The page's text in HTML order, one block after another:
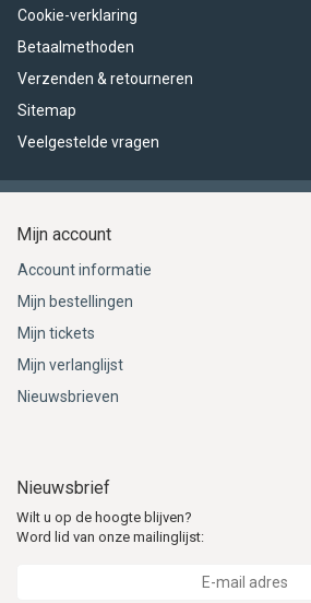
Cookie-verklaring
Betaalmethoden
Verzenden & retourneren
Sitemap
Veelgestelde vragen
Mijn account
Account informatie
Mijn bestellingen
Mijn tickets
Mijn verlanglijst
Nieuwsbrieven
Nieuwsbrief
Wilt u op de hoogte blijven?
Word lid van onze mailinglijst: